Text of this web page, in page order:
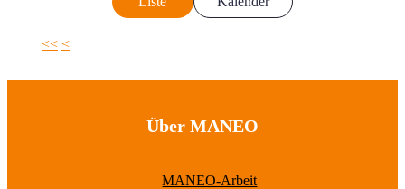
<< <
Über MANEO
MANEO-Arbeit